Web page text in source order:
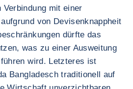
mit einer
von Devisenknappheit
dürfte das
was zu einer Ausweitung
wird. Letzteres ist
Bangladesch traditionell auf